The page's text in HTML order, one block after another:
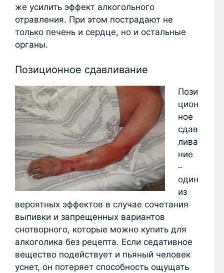
же усилить эффект алкогольного
отравления. При этом пострадают не
только печень и сердце, но и остальные
органы.
Позиционное сдавливание
Пози
цион
ное
сдав
лива
ние
–
один
из
вероятных эффектов в случае сочетания
выпивки и запрещенных вариантов
снотворного, которые можно купить для
алкоголика без рецепта. Если седативное
вещество подействует и пьяный человек
уснет, он потеряет способность ощущать